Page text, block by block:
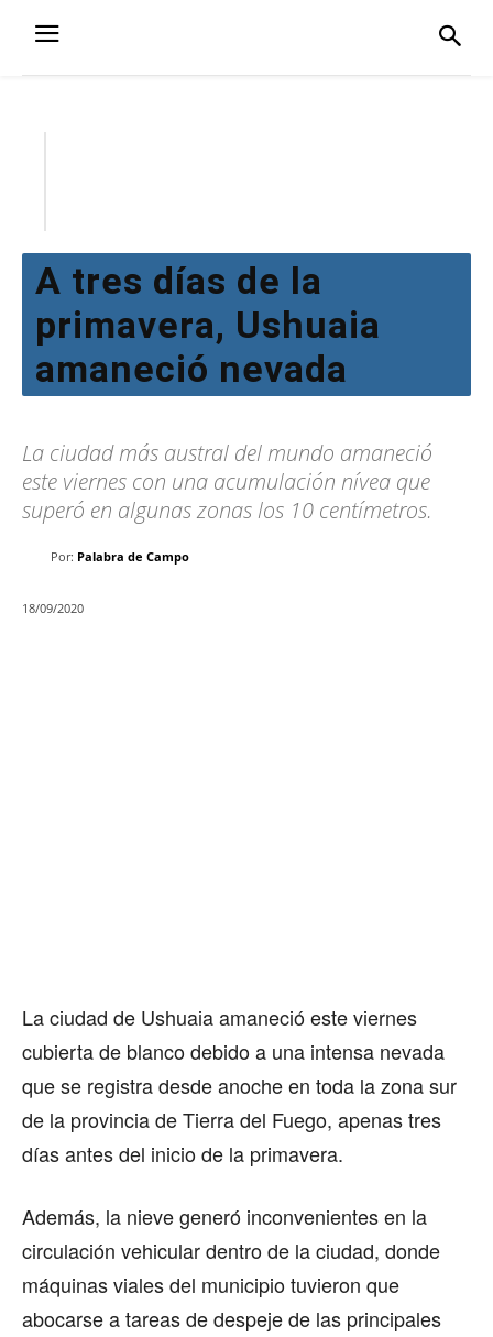
A tres días de la
primavera, Ushuaia
amaneció nevada
La ciudad más austral del mundo amaneció
este viernes con una acumulación nívea que
superó en algunas zonas los 10 centímetros.
Por: Palabra de Campo
18/09/2020
La ciudad de Ushuaia amaneció este viernes
cubierta de blanco debido a una intensa nevada
que se registra desde anoche en toda la zona sur
de la provincia de Tierra del Fuego, apenas tres
días antes del inicio de la primavera.
Además, la nieve generó inconvenientes en la
circulación vehicular dentro de la ciudad, donde
máquinas viales del municipio tuvieron que
abocarse a tareas de despeje de las principales